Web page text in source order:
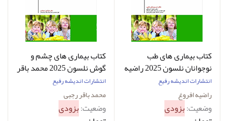
کتاب بیماری های طب
نوجوانان نلسون 2025 راضیه
افروغ
انتشارات اندیشه رفیع
راضیه افروغ
وضعیت:بزودی
کتاب بیماری های چشم و
گوش نلسون 2025 محمد باقر
رجبی
انتشارات اندیشه رفیع
محمد باقر رجبی
وضعیت:بزودی